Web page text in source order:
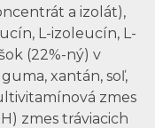
a izolát),
L-izoleucín, L-
(22%-ný) v
xantán, soľ,
zmes
H) zmes tráviacich